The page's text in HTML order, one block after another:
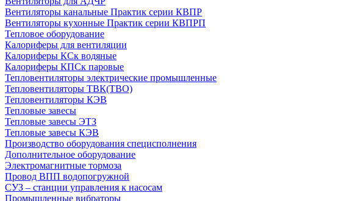
Вентиляторы канальные Практик серии КВПР
Вентиляторы кухонные Практик серии КВПРП
Тепловое оборудование
Калориферы для вентиляции
Калориферы КСк водяные
Калориферы КПСк паровые
Тепловентиляторы электрические промышленные
Тепловентиляторы ТВК(ТВО)
Тепловентиляторы КЭВ
Тепловые завесы
Тепловые завесы ЭТЗ
Тепловые завесы КЭВ
Производство оборудования специсполнения
Дополнительное оборудование
Электромагнитные тормоза
Провод ВПП водопогружной
СУЗ – станции управления к насосам
Промышленные вибраторы